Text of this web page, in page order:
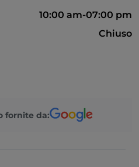
10:00 am-07:00 pm
Chiuso
fornite da: